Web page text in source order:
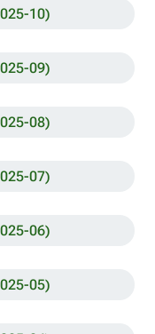
10)
09)
08)
07)
06)
05)